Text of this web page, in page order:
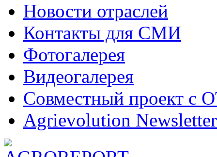
Новости отраслей
Контакты для СМИ
Фотогалерея
Видеогалерея
Совместный проект с
Agrievolution Newsletter